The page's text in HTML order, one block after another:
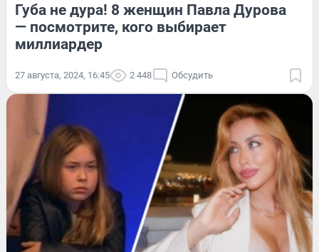
Губа не дура! 8 женщин Павла Дурова
— посмотрите, кого выбирает
миллиардер
27 августа, 2024, 16:45 2 448 Обсудить